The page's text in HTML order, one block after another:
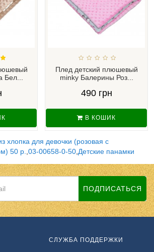
Плед детский плюшевый
minky Балерины Роз...
490 грн
В КОШИК
хлопка для девочки (розовая с
50 р. 03-00658-0-50 Детские панамки
ПОДПИСАТЬСЯ
СЛУЖБА ПОДДЕРЖКИ